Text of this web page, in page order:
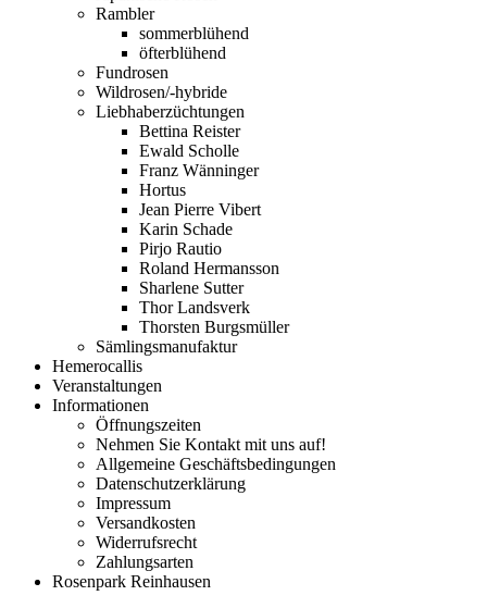
Rambler
sommerblühend
öfterblühend
Fundrosen
Wildrosen/-hybride
Liebhaberzüchtungen
Bettina Reister
Ewald Scholle
Franz Wänninger
Hortus
Jean Pierre Vibert
Karin Schade
Pirjo Rautio
Roland Hermansson
Sharlene Sutter
Thor Landsverk
Thorsten Burgsmüller
Sämlingsmanufaktur
Hemerocallis
Veranstaltungen
Informationen
Öffnungszeiten
Nehmen Sie Kontakt mit uns auf!
Allgemeine Geschäftsbedingungen
Datenschutzerklärung
Impressum
Versandkosten
Widerrufsrecht
Zahlungsarten
Rosenpark Reinhausen